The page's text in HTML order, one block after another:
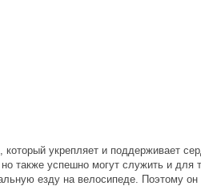
укрепляет и поддерживает
также успешно могут служить и для
езду на велосипеде. Поэтому